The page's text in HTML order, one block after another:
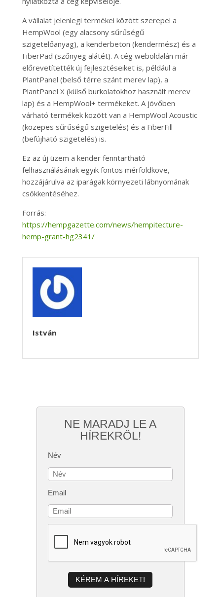
A vállalat jelenlegi termékei között szerepel a
HempWool (egy alacsony sűrűségű
szigetelőanyag), a kenderbeton (kendermész) és a
FiberPad (szőnyeg alátét). A cég weboldalán már
előrevetítették új fejlesztéseiket is, például a
PlantPanel (belső térre szánt merev lap), a
PlantPanel X (külső burkolatokhoz használt merev
lap) és a HempWool+ termékeket. A jövőben
várható termékek között van a HempWool Acoustic
(közepes sűrűségű szigetelés) és a FiberFill
(befújható szigetelés) is.
Ez az új üzem a kender fenntartható
felhasználásának egyik fontos mérföldköve,
hozzájárulva az iparágak környezeti lábnyomának
csökkentéséhez.
Forrás:
https://hempgazette.com/news/hempitecture-
hemp-grant-hg2341/
István
NE MARADJ LE A
HÍREKRŐL!
Név
Email
KÉREM A HÍREKET!